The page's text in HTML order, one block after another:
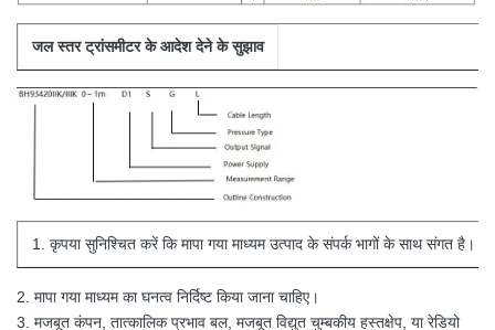
जल स्तर ट्रांसमीटर के आदेश देने के सुझाव
1. कृपया सुनिश्चित करें कि मापा गया माध्यम उत्पाद के संपर्क भागों के साथ संगत है।
2. मापा गया माध्यम का घनत्व निर्दिष्ट किया जाना चाहिए।
3. मजबूत कंपन, तात्कालिक प्रभाव बल, मजबूत विद्युत चुम्बकीय हस्तक्षेप, या रेडियो